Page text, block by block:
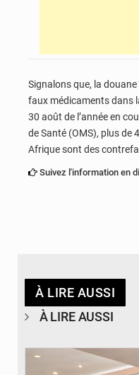
Signalons que, la
faux médicaments dans
30 août de l’année en
de Santé (OMS), plus de
Afrique sont des
Suivez l'information en
À LIRE AUSSI
À LIRE AUSSI